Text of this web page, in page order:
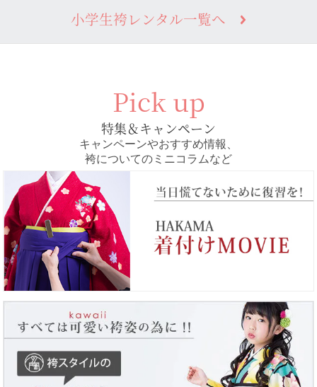
小学生袴レンタル一覧へ
Pick up
特集＆キャンペーン
キャンペーンやおすすめ情報、
袴についてのミニコラムなど